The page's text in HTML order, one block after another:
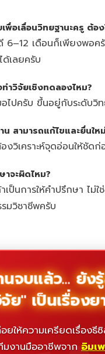
พื่อเลื่อนวิทยฐานะครู ต้อ
6–12 เดือนก็เพียงพอค
เลยครับ
ทำวิจัยเชิงทดลองไหม?
อไปครับ ขึ้นอยู่กับระดับวิ
น สามารถแก้ไขและยื่นให
งวิเคราะห์จุดอ่อนให้ชัด
าจะผิดไหม?
เป็นการให้คำปรึกษา ไม่
มวิชาชีพครับ
จบแล้ว... ยัง
ย" เป็นเรื่องย
ยให้ความเครียดเรื่องธี
งานมืออาชีพจาก อิมเ